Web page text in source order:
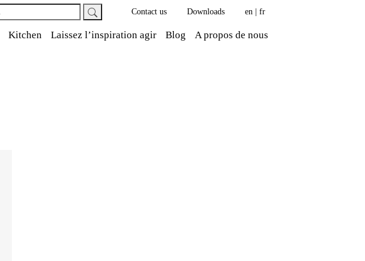
Kitchen Laissez l’inspiration agir Blog A propos de nous
Contact us Downloads en fr